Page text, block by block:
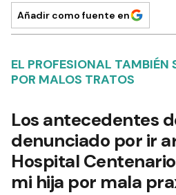
Añadir como fuente en
EL PROFESIONAL TAMBIÉN
POR MALOS TRATOS
Los antecedentes
denunciado por ir
Hospital
mi hija por mala